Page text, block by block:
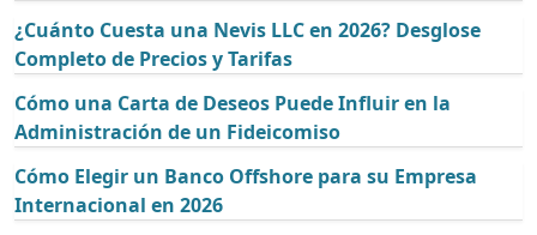
¿Cuánto Cuesta una Nevis LLC en 2026? Desglose
Completo de Precios y Tarifas
Cómo una Carta de Deseos Puede Influir en la
Administración de un Fideicomiso
Cómo Elegir un Banco Offshore para su Empresa
Internacional en 2026